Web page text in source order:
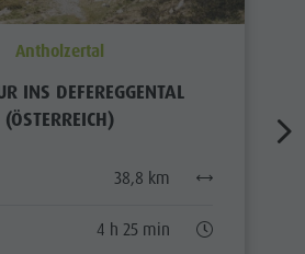
Antholzertal
INS DEFEREGGENTAL
(ÖSTERREICH)
38,8 km
4 h 25 min